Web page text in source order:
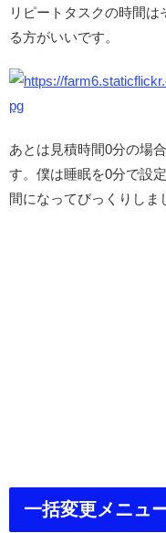
リピートタスクの時間は
る方がいいです。
あとは見積時間0分の場
す。僕は睡眠を0分で設
間になってびっくりしま
一括変更メニュ